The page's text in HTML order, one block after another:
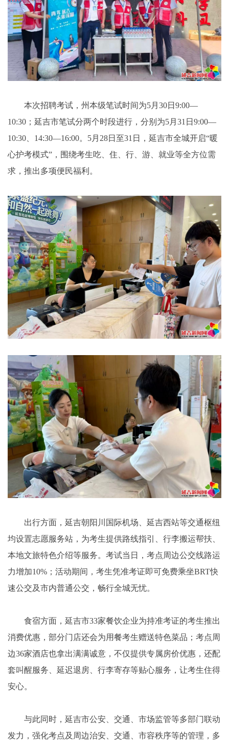
本次招聘考试，州本级笔试时间为5月30日9:00—
10:30；延吉市笔试分两个时段进行，分别为5月31日9:00—
10:30、14:30—16:00。5月28日至31日，延吉市全城开启“暖
心护考模式”，围绕考生吃、住、行、游、就业等全方位需
求，推出多项便民福利。
出行方面，延吉朝阳川国际机场、延吉西站等交通枢纽
均设置志愿服务站，为考生提供路线指引、行李搬运帮扶、
本地文旅特色介绍等服务。考试当日，考点周边公交线路运
力增加10%；活动期间，考生凭准考证即可免费乘坐BRT快
速公交及市内普通公交，畅行全城无忧。
食宿方面，延吉市33家餐饮企业为持准考证的考生推出
消费优惠，部分门店还会为用餐考生赠送特色菜品；考点周
边36家酒店也拿出满满诚意，不仅提供专属房价优惠，还配
套叫醒服务、延迟退房、行李寄存等贴心服务，让考生住得
安心。
与此同时，延吉市公安、交通、市场监管等多部门联动
发力，强化考点及周边治安、交通、市容秩序等的管理，多